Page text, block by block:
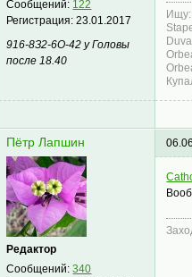
Сообщений: 122
Регистрация:23.01.2017
916-8З2-6О-42 у Головы
после 18.40
Ищу:
Пётр Лапшин
Редактор
Сообщений:340